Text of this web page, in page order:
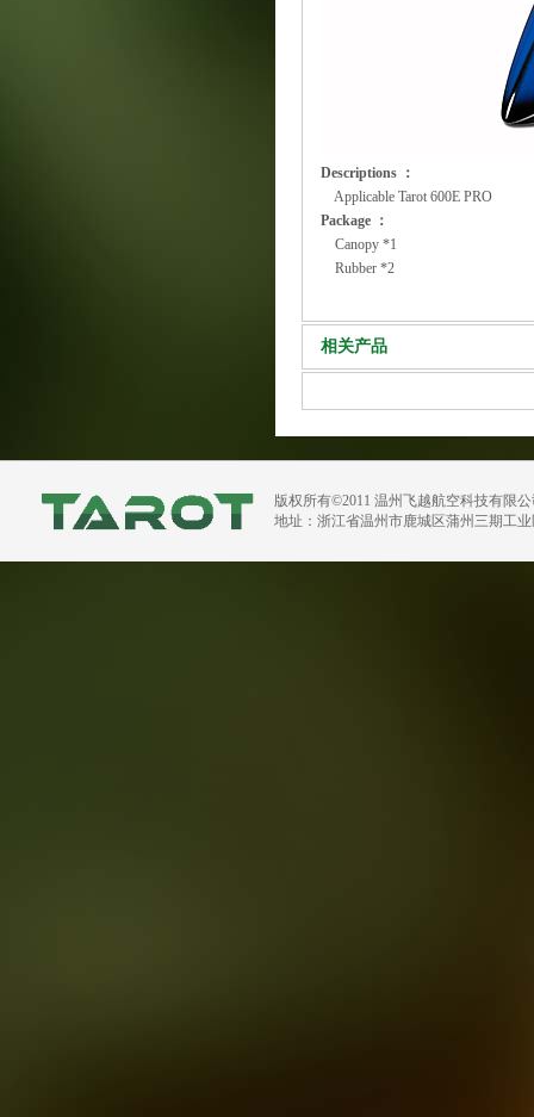
Descriptions ：
Applicable Tarot 600E PRO
Package ：
Canopy *1
Rubber *2
相关产品
版权所有©2011 温州飞越航空科技有限
地址：浙江省温州市鹿城区蒲州三期工业